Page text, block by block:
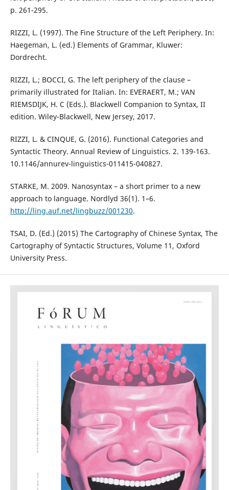
p. 261-295.
RIZZI, L. (1997). The Fine Structure of the Left Periphery. In:
Haegeman, L. (ed.) Elements of Grammar, Kluwer:
Dordrecht.
RIZZI, L.; BOCCI, G. The left periphery of the clause –
primarily illustrated for Italian. In: EVERAERT, M.; VAN
RIEMSDIJK, H. C (Eds.). Blackwell Companion to Syntax, II
edition. Wiley-Blackwell, New Jersey, 2017.
RIZZI, L. & CINQUE, G. (2016). Functional Categories and
Syntactic Theory. Annual Review of Linguistics. 2. 139-163.
10.1146/annurev-linguistics-011415-040827.
STARKE, M. 2009. Nanosyntax – a short primer to a new
approach to language. Nordlyd 36(1). 1–6.
http://ling.auf.net/lingbuzz/001230.
TSAI, D. (Ed.) (2015) The Cartography of Chinese Syntax, The
Cartography of Syntactic Structures, Volume 11, Oxford
University Press.